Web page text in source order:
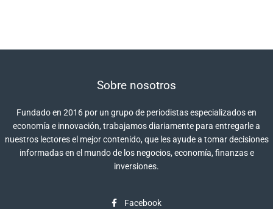
Sobre nosotros
Fundado en 2016 por un grupo de periodistas especializados en
economía e innovación, trabajamos diariamente para entregarle a
nuestros lectores el mejor contenido, que les ayude a tomar decisiones
informadas en el mundo de los negocios, economía, finanzas e
inversiones.
Facebook